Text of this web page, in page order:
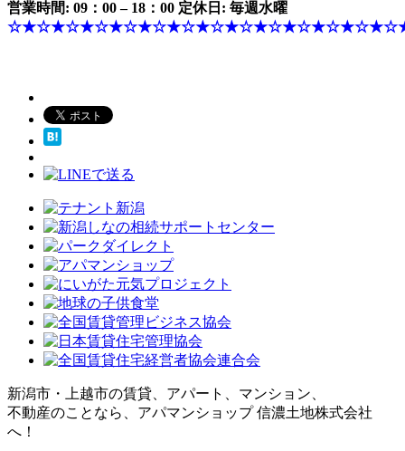
営業時間: 09：00 – 18：00 定休日: 毎週水曜
新潟市・上越市の賃貸、アパート、マンション、
不動産のことなら、アパマンショップ 信濃土地株式会社
へ！